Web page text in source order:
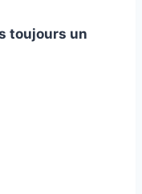
toujours un